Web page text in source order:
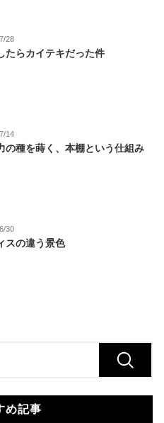
28
たらカイテキだった件
14
の種を蒔く、本棚という仕組み
30
スの違う景色
め記事